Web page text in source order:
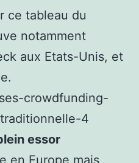
ce tableau du
notamment
aux Etats-Unis, et
essor
en Europe mais